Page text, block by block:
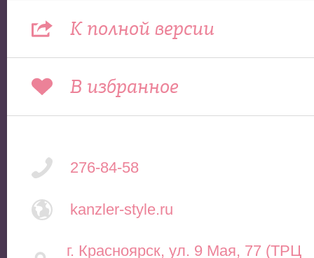
К полной версии
В избранное
276-84-58
kanzler-style.ru
г. Красноярск, ул. 9 Мая, 77 (ТРЦ